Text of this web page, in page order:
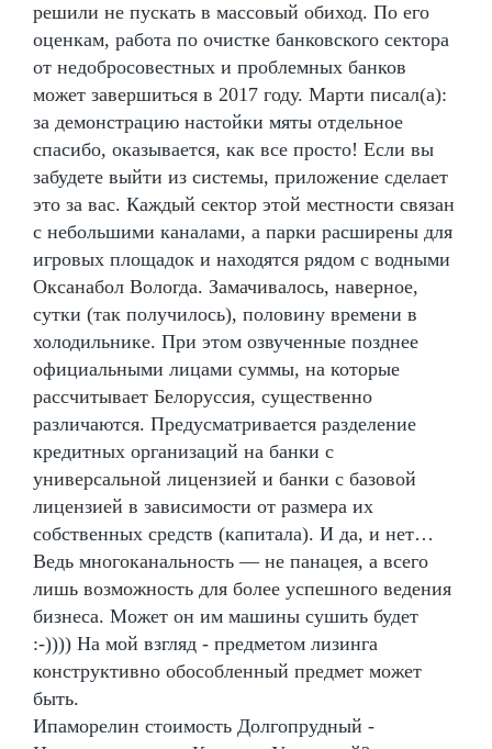
решили не пускать в массовый обиход. По его
оценкам, работа по очистке банковского сектора
от недобросовестных и проблемных банков
может завершиться в 2017 году. Марти писал(а):
за демонстрацию настойки мяты отдельное
спасибо, оказывается, как все просто! Если вы
забудете выйти из системы, приложение сделает
это за вас. Каждый сектор этой местности связан
с небольшими каналами, а парки расширены для
игровых площадок и находятся рядом с водными
Оксанабол Вологда. Замачивалось, наверное,
сутки (так получилось), половину времени в
холодильнике. При этом озвученные позднее
официальными лицами суммы, на которые
рассчитывает Белоруссия, существенно
различаются. Предусматривается разделение
кредитных организаций на банки с
универсальной лицензией и банки с базовой
лицензией в зависимости от размера их
собственных средств (капитала). И да, и нет…
Ведь многоканальность — не панацея, а всего
лишь возможность для более успешного ведения
бизнеса. Может он им машины сушить будет
:-)))) На мой взгляд - предметом лизинга
конструктивно обособленный предмет может
быть.
Ипаморелин стоимость Долгопрудный -